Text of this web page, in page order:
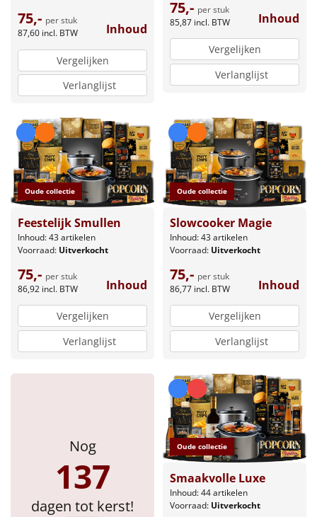
75,- per stuk
87,60 incl. BTW Inhoud
Vergelijken
Verlanglijst
75,- per stuk
85,87 incl. BTW Inhoud
Vergelijken
Verlanglijst
Oude collectie
Feestelijk Smullen
Inhoud: 43 artikelen
Voorraad: Uitverkocht
75,- per stuk
86,92 incl. BTW Inhoud
Vergelijken
Verlanglijst
Oude collectie
Slowcooker Magie
Inhoud: 43 artikelen
Voorraad: Uitverkocht
75,- per stuk
86,77 incl. BTW Inhoud
Vergelijken
Verlanglijst
Nog
137
dagen tot kerst!
Oude collectie
Smaakvolle Luxe
Inhoud: 44 artikelen
Voorraad: Uitverkocht